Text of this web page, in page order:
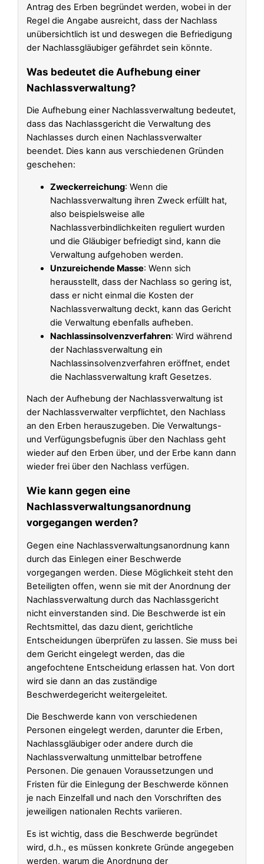
Antrag des Erben begründet werden, wobei in der
Regel die Angabe ausreicht, dass der Nachlass
unübersichtlich ist und deswegen die Befriedigung
der Nachlassgläubiger gefährdet sein könnte.
Was bedeutet die Aufhebung einer
Nachlassverwaltung?
Die Aufhebung einer Nachlassverwaltung bedeutet,
dass das Nachlassgericht die Verwaltung des
Nachlasses durch einen Nachlassverwalter
beendet. Dies kann aus verschiedenen Gründen
geschehen:
Zweckerreichung: Wenn die
Nachlassverwaltung ihren Zweck erfüllt hat,
also beispielsweise alle
Nachlassverbindlichkeiten reguliert wurden
und die Gläubiger befriedigt sind, kann die
Verwaltung aufgehoben werden.
Unzureichende Masse: Wenn sich
herausstellt, dass der Nachlass so gering ist,
dass er nicht einmal die Kosten der
Nachlassverwaltung deckt, kann das Gericht
die Verwaltung ebenfalls aufheben.
Nachlassinsolvenzverfahren: Wird während
der Nachlassverwaltung ein
Nachlassinsolvenzverfahren eröffnet, endet
die Nachlassverwaltung kraft Gesetzes.
Nach der Aufhebung der Nachlassverwaltung ist
der Nachlassverwalter verpflichtet, den Nachlass
an den Erben herauszugeben. Die Verwaltungs-
und Verfügungsbefugnis über den Nachlass geht
wieder auf den Erben über, und der Erbe kann dann
wieder frei über den Nachlass verfügen.
Wie kann gegen eine
Nachlassverwaltungsanordnung
vorgegangen werden?
Gegen eine Nachlassverwaltungsanordnung kann
durch das Einlegen einer Beschwerde
vorgegangen werden. Diese Möglichkeit steht den
Beteiligten offen, wenn sie mit der Anordnung der
Nachlassverwaltung durch das Nachlassgericht
nicht einverstanden sind. Die Beschwerde ist ein
Rechtsmittel, das dazu dient, gerichtliche
Entscheidungen überprüfen zu lassen. Sie muss bei
dem Gericht eingelegt werden, das die
angefochtene Entscheidung erlassen hat. Von dort
wird sie dann an das zuständige
Beschwerdegericht weitergeleitet.
Die Beschwerde kann von verschiedenen
Personen eingelegt werden, darunter die Erben,
Nachlassgläubiger oder andere durch die
Nachlassverwaltung unmittelbar betroffene
Personen. Die genauen Voraussetzungen und
Fristen für die Einlegung der Beschwerde können
je nach Einzelfall und nach den Vorschriften des
jeweiligen nationalen Rechts variieren.
Es ist wichtig, dass die Beschwerde begründet
wird, d.h., es müssen konkrete Gründe angegeben
werden, warum die Anordnung der